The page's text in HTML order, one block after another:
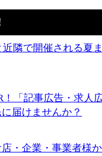
近隣で開催される夏
！「記事広告・求人
届けませんか？
・企業・事業者様